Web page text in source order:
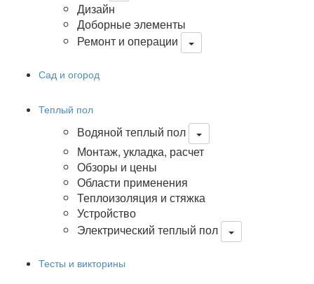
Дизайн
Доборные элементы
Ремонт и операции
Сад и огород
Теплый пол
Водяной теплый пол
Монтаж, укладка, расчет
Обзоры и цены
Области применения
Теплоизоляция и стяжка
Устройство
Электрический теплый пол
Тесты и викторины